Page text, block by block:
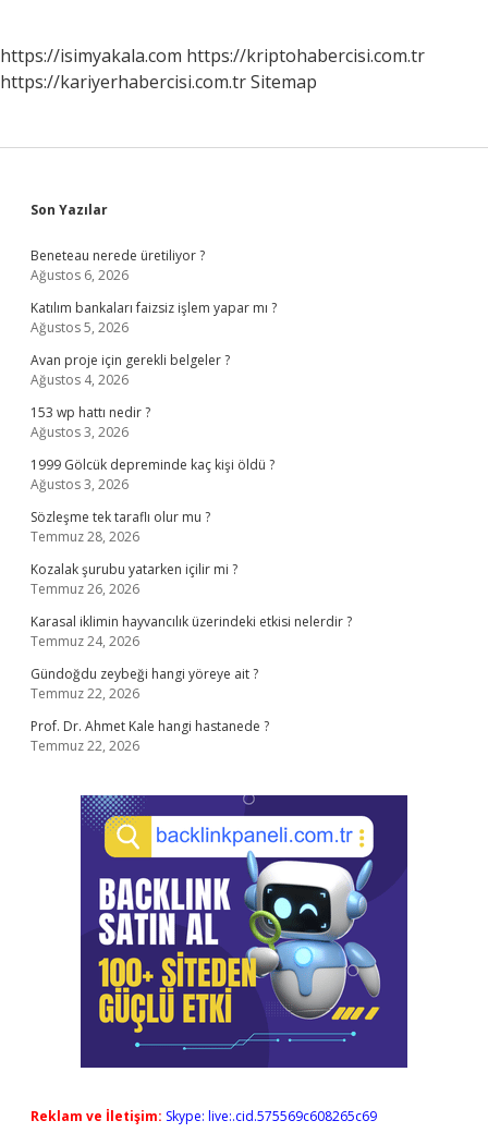
https://isimyakala.com https://kriptohabercisi.com.tr
https://kariyerhabercisi.com.trSitemap
Sidebar
Son Yazılar
Beneteau nerede üretiliyor ?
Ağustos 6, 2026
Katılım bankaları faizsiz işlem yapar mı ?
Ağustos 5, 2026
Avan proje için gerekli belgeler ?
Ağustos 4, 2026
153 wp hattı nedir ?
Ağustos 3, 2026
1999 Gölcük depreminde kaç kişi öldü ?
Ağustos 3, 2026
Sözleşme tek taraflı olur mu ?
Temmuz 28, 2026
Kozalak şurubu yatarken içilir mi ?
Temmuz 26, 2026
Karasal iklimin hayvancılık üzerindeki etkisi nelerdir ?
Temmuz 24, 2026
Gündoğdu zeybeği hangi yöreye ait ?
Temmuz 22, 2026
Prof. Dr. Ahmet Kale hangi hastanede ?
Temmuz 22, 2026
Reklam ve İletişim: Skype: live:.cid.575569c608265c69